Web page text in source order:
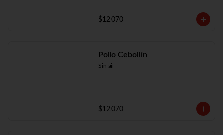
$12.070
Pollo Cebollín
Sin ají
$12.070